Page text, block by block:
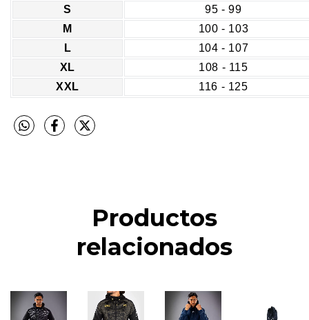
S
95 - 99
M
100 - 103
L
104 - 107
XL
108 - 115
XXL
116 - 125
Productos
relacionados